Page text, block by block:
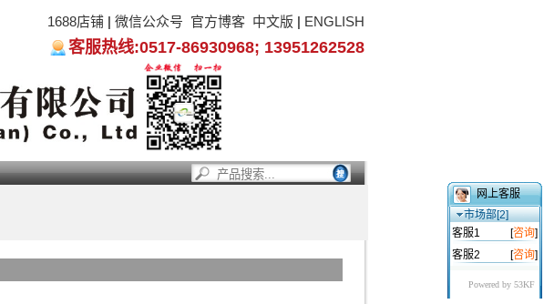
1688店铺 | 微信公众号 官方博客 中文版 | ENGLISH
客服热线:0517-86930968; 13951262528
网上客服
市场部[2]
客服1
[咨询]
客服2
[咨询]
Powered by 53KF